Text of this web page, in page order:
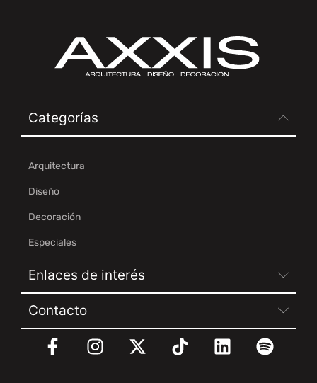
Categorías
Arquitectura
Diseño
Decoración
Especiales
Enlaces de interés
Contacto